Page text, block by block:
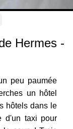
Hermes -
peu paumée
un hôtel
hôtels dans le
d'un taxi pour